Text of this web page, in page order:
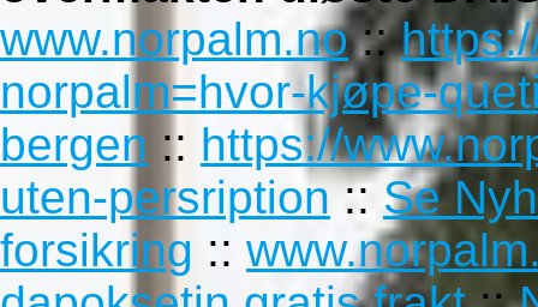
www.norpalm.no::
norpalm=hvor-kjøpe-
bergen :: https://
uten-persription:: Se
forsikring ::